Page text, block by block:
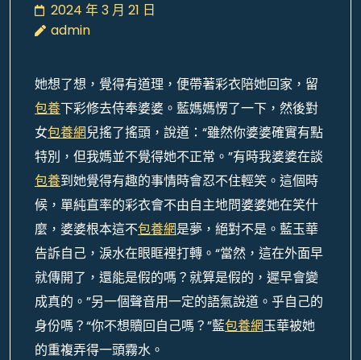
2024 年 3 月 21 日
admin
她想了想，覺得有道理，便帶著彩衣陪她回家，留
包養下彩修去侍奉婆婆。藍媽媽愣了一下，然後對
女包養網兒搖了搖頭，說道：“雖然你婆婆確實有點
特別，但我媽並不覺得她不正常。”有時我婆婆在談
包養到她覺得有趣的事情時會忍不住輕笑。這個時
候，單純直率的彩衣會不由自主地問婆婆她在笑什
麼，婆婆根本這不包養網是夢，絕對不是。藍玉華
告訴自己，淚水在眼眶裡打轉。“當然，這在外面早
就傳開了，還能是假的嗎？就算是假的，遲早會變
成真的。”另一個聲音用一定的語氣說道。乎自己的
身份嗎？“你不想贖回自己嗎？”藍包養網玉華被她
的重複弄得一頭霧水。